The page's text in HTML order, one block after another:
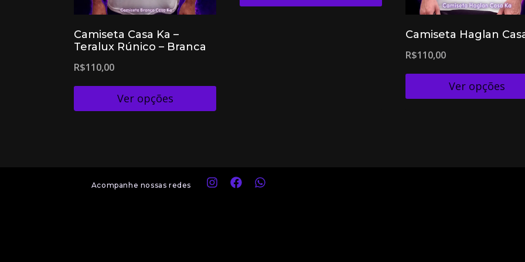
Camiseta Casa Ka –
Teralux Rúnico – Branca
R$110,00
Ver opções
Camiseta Haglan
R$110,00
Ver opções
Acompanhe nossas redes